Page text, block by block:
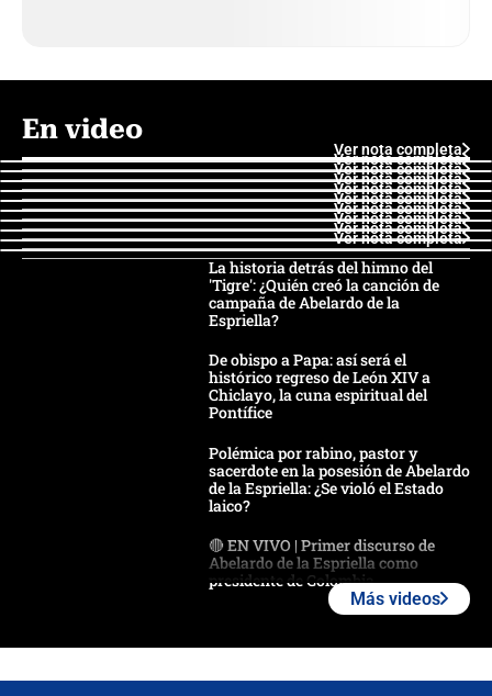
En video
Ver nota completa
Ver nota completa
Ver nota completa
Ver nota completa
Ver nota completa
Ver nota completa
Ver nota completa
Ver nota completa
Ver nota completa
Ver nota completa
La historia detrás del himno del
'Tigre': ¿Quién creó la canción de
campaña de Abelardo de la
Espriella?
De obispo a Papa: así será el
histórico regreso de León XIV a
Chiclayo, la cuna espiritual del
Pontífice
Polémica por rabino, pastor y
sacerdote en la posesión de Abelardo
de la Espriella: ¿Se violó el Estado
laico?
🔴 EN VIVO | Primer discurso de
Abelardo de la Espriella como
presidente de Colombia
Más videos